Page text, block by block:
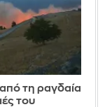
τη ραγδαία
του